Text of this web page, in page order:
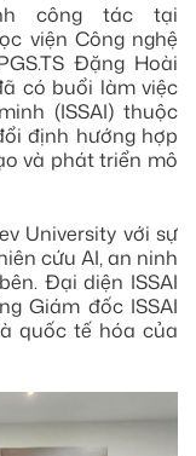
công tác tại
viện Công nghệ
Đặng Hoài
có buổi làm việc
(ISSAI) thuộc
định hướng hợp
và phát triển mô
University với sự
cứu AI, an ninh
Đại diện ISSAI
Giám đốc ISSAI
quốc tế hóa của